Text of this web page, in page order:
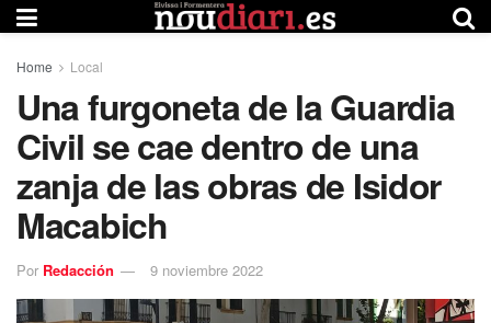
Home Local
Una furgoneta de la Guardia
Civil se cae dentro de una
zanja de las obras de Isidor
Macabich
Por Redacción 9 noviembre 2022